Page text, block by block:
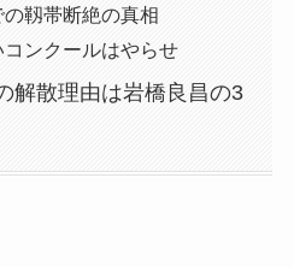
靱帯断絶の真相
ンクールはやらせ
解散理由は岩橋良昌の3